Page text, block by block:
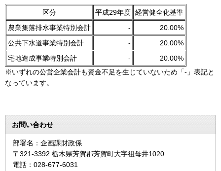
区分 平成29年度 経営健全化基準
農業集落排水事業特別会計
-
20.00%
公共下水道事業特別会計
-
20.00%
宅地造成事業特別会計
-
20.00%
※いずれの公営企業会計も資金不足を生じていないため「-」表記と
なっています。
お問い合わせ
部署名：企画課財政係
〒321-3392 栃木県芳賀郡芳賀町大字祖母井1020
電話：028-677-6031